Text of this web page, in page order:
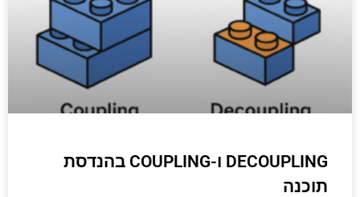
DECOUPLING ו-COUPLING בהנדסת
תוכנה